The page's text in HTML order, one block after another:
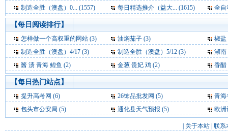
制造全胜（澳盘）0... (1557)
每日精选推介（益大... (1615) 全自
【每日阅读排行】
怎样做一个高权重的网站 (3) 油焖茄子 (3)
椒盐
制造全胜（澳盘）4/17 (3)
制造全胜（澳盘）5/12 (3)
湖南
酱 渍 青海 鳇鱼 (2)
金葱 贵妃 鸡 (2) 香醋
【每日热门站点】
提升高考网 (6) 26饰品批发网 (5)
青海
包头市公安局 (5) 通化县天气预报 (5) 欧洲
关于本站 联系